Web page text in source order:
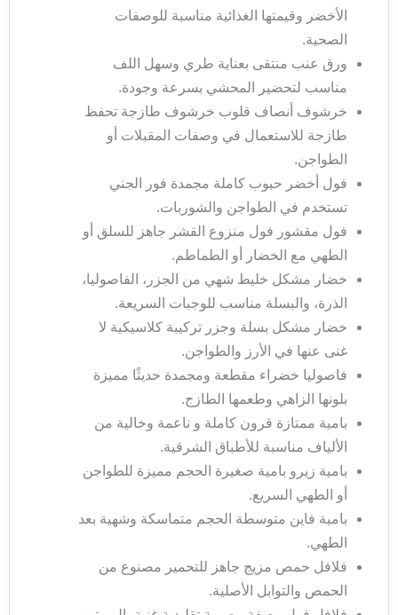
الأخضر وقيمتها الغذائية مناسبة للوصفات
الصحية.
ورق عنب منتقى بعناية طري وسهل اللف
مناسب لتحضير المحشي بسرعة وجودة.
خرشوف أنصاف قلوب خرشوف طازجة تحفظ
طازجة للاستعمال في وصفات المقبلات أو
الطواجن.
فول أخضر حبوب كاملة مجمدة فور الجني
تستخدم في الطواجن والشوربات.
فول مقشور فول منزوع القشر جاهز للسلق أو
الطهي مع الخضار أو الطماطم.
خضار مشكل خليط شهي من الجزر، الفاصوليا،
الذرة، والبسلة مناسب للوجبات السريعة.
خضار مشكل بسلة وجزر تركيبة كلاسيكية لا
غنى عنها في الأرز والطواجن.
فاصوليا خضراء مقطعة ومجمدة حديثًا مميزة
بلونها الزاهي وطعمها الطازج.
بامية ممتازة قرون كاملة و ناعمة وخالية من
الألياف مناسبة للأطباق الشرقية.
بامية زيرو بامية صغيرة الحجم مميزة للطواجن
أو الطهي السريع.
بامية فاين متوسطة الحجم متماسكة وشهية بعد
الطهي.
فلافل حمص مزيج جاهز للتحمير مصنوع من
الحمص والتوابل الأصلية.